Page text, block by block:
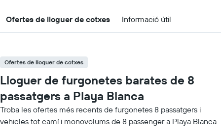
Ofertes de lloguer de cotxes Informació útil
Ofertes de lloguer de cotxes
Lloguer de furgonetes barates de 8
passatgers a Playa Blanca
Troba les ofertes més recents de furgonetes 8 passatgers i
vehicles tot camí i monovolums de 8 passenger a Playa Blanca